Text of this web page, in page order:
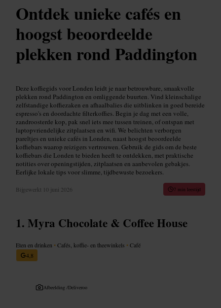
Ontdek unieke cafés en
hoogst beoordeelde
plekken rond Paddington
Deze koffiegids voor Londen leidt je naar betrouwbare, smaakvolle
plekken rond Paddington en omliggende buurten. Vind kleinschalige
zelfstandige koffiezaken en afhaalbalies die uitblinken in goed bereide
espresso's en doordachte filterkoffies. Begin je dag met een volle,
zandroosterde kop, pak snel iets mee tussen treinen, of ontspan met
laptopvriendelijke zitplaatsen en wifi. We belichten verborgen
pareltjes en unieke cafés in Londen, naast hoogst beoordeelde
koffiebars waarop reizigers vertrouwen. Gebruik de gids om de beste
koffiebars die Londen te bieden heeft te ontdekken, met praktische
notities over openingstijden, zitplaatsen en aanbevolen gebakjes.
Eerlijke lokale tips voor slimme, tijdbewuste bezoekers.
Bijgewerkt 10 juni 2026 7 min leestijd
Myra Chocolate & Coffee House
Eten en drinken •Cafés, koffie- en theewinkels •Café
4,8
Afbeelding /Deliveroo